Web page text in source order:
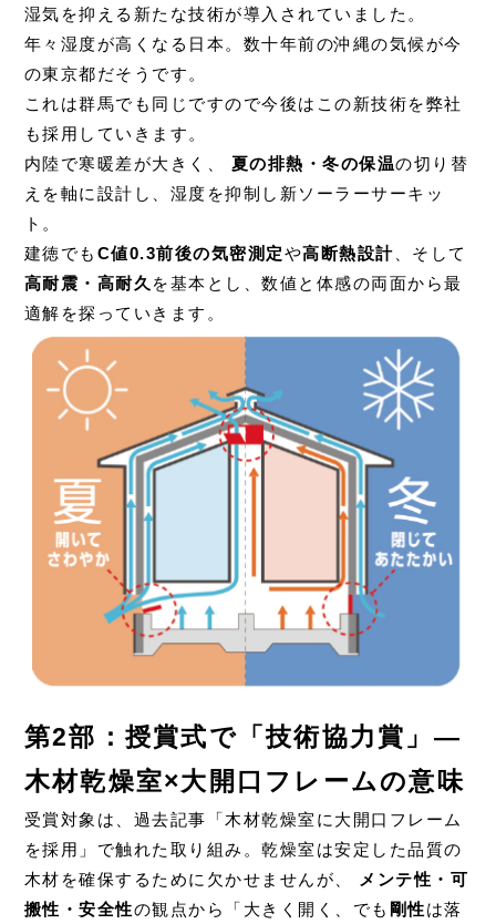
湿気を抑える新たな技術が導入されていました。
年々湿度が高くなる日本。数十年前の沖縄の気候が今
の東京都だそうです。
これは群馬でも同じですので今後はこの新技術を弊社
も採用していきます。
内陸で寒暖差が大きく、 夏の排熱・冬の保温の切り替
えを軸に設計し、湿度を抑制し新ソーラーサーキッ
ト。
建徳でも C値0.3前後の気密測定や高断熱設計 、そして
高耐震・高耐久 を基本とし、数値と体感の両面から最
適解を探っていきます。
第2部：授賞式で「技術協力賞」—
木材乾燥室×大開口フレームの意味
受賞対象は、 過去記事「木材乾燥室に大開口フレーム
を採用」 で触れた取り組み。乾燥室は安定した品質の
木材を確保するために欠かせませんが、 メンテ性・可
搬性・安全性の観点から「大きく開く、でも 剛性は落